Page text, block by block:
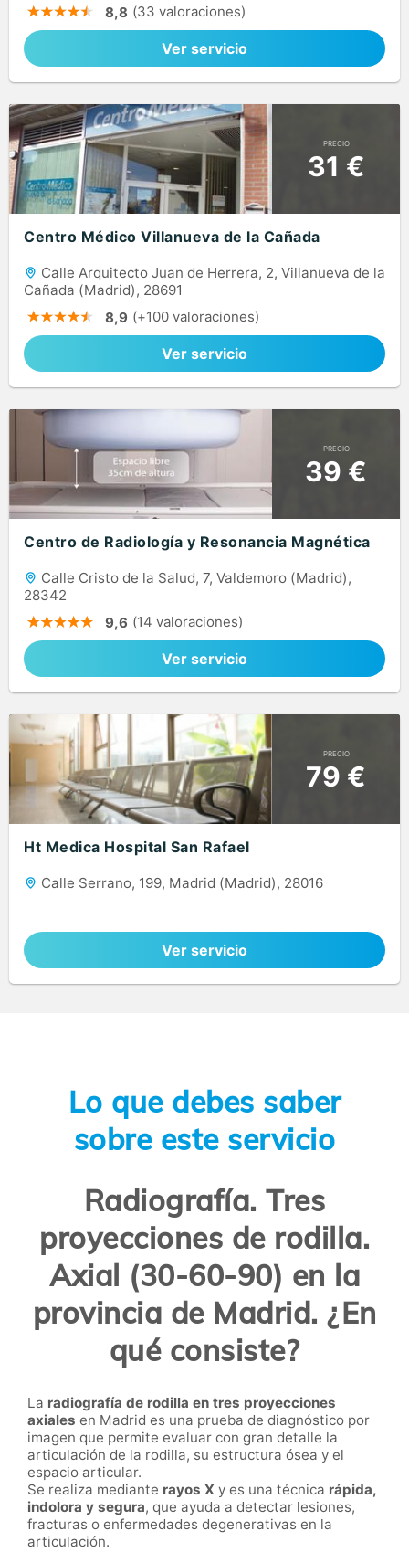
8,8 (33 valoraciones)
Ver servicio
PRECIO
31 €
Centro Médico Villanueva de la Cañada
Calle Arquitecto Juan de Herrera, 2, Villanueva de la
Cañada (Madrid), 28691
8,9 (+100 valoraciones)
Ver servicio
PRECIO
39 €
Centro de Radiología y Resonancia Magnética
Calle Cristo de la Salud, 7, Valdemoro (Madrid),
28342
9,6 (14 valoraciones)
Ver servicio
PRECIO
79 €
Ht Medica Hospital San Rafael
Calle Serrano, 199, Madrid (Madrid), 28016
Ver servicio
Lo que debes saber
sobre este servicio
Radiografía. Tres
proyecciones de rodilla.
Axial (30-60-90) en la
provincia de Madrid. ¿En
qué consiste?
La radiografía de rodilla en tres proyecciones
axiales en Madrid es una prueba de diagnóstico por
imagen que permite evaluar con gran detalle la
articulación de la rodilla, su estructura ósea y el
espacio articular.
Se realiza mediante rayos X y es una técnica rápida,
indolora y segura, que ayuda a detectar lesiones,
fracturas o enfermedades degenerativas en la
articulación.